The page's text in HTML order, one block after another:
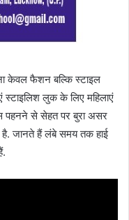
केवल फैशन बल्कि स्टाइल
लुक के लिए महिलाएं
पहनने से सेहत पर बुरा असर
जानते हैं लंबे समय तक हाई